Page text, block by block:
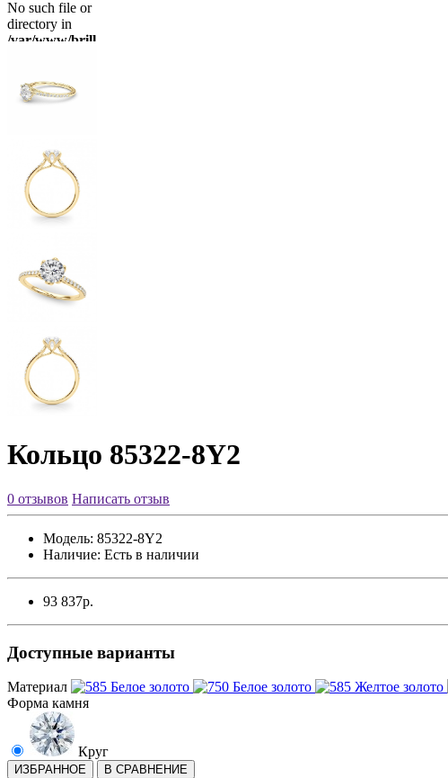
Кольцо 85322-8Y2
0 отзывов Написать отзыв
Модель: 85322-8Y2
Наличие: Есть в наличии
93 837р.
Доступные варианты
Материал
Форма камня
Круг
ИЗБРАННОЕ
В СРАВНЕНИЕ